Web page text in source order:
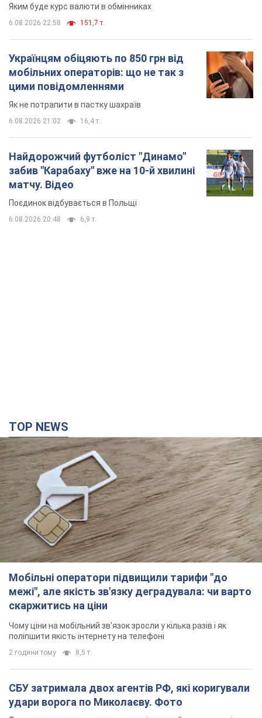
Яким буде курс валюти в обмінниках
6.08.2026 22:58 151,7 т.
Українцям обіцяють по 850 грн від
мобільних операторів: що не так з
цими повідомленнями
Як не потрапити в пастку шахраїв
6.08.2026 21:02 16,4 т.
Найдорожчий футболіст "Динамо"
забив "Карабаху" вже на 10-й хвилині
матчу. Відео
Поєдинок відбувається в Польщі
6.08.2026 20:48 6,9 т.
TOP NEWS
Мобільні оператори підвищили тарифи "до
межі", але якість зв'язку деградувала: чи варто
скаржитись на ціни
Чому ціни на мобільний зв'язок зросли у кілька разів і як
поліпшити якість інтернету на телефоні
2 години тому 8,5 т.
СБУ затримала двох агентів РФ, які коригували
удари ворога по Миколаєву. Фото